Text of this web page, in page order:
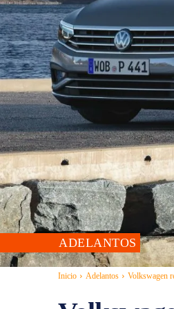
ADELANTOS
Inicio Adelantos Volkswagen